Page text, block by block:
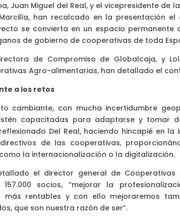
Juan Miguel del Real, y el vicepresidente de
han recalcado en la presentación
se convierta en un espacio permanente
de gobierno de cooperativas de toda
de Compromiso de Globalcaja, y
Agro-alimentarias, han detallado el
a los retos
cambiante, con mucha incertidumbre
capacitadas para adaptarse y tomar
Del Real, haciendo hincapié en
de las cooperativas,
la internacionalización o la digitalización.
el director general de Cooperativas
socios, “mejorar la
más rentables y con ello mejoraremos
que son nuestra razón de ser”.